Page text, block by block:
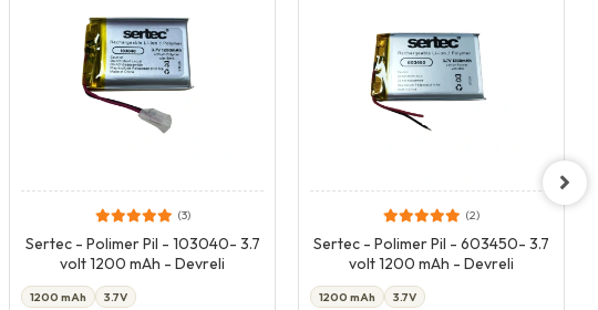
(3)
Sertec - Polimer Pil - 103040- 3.7
volt 1200 mAh - Devreli
1200 mAh 3.7V
(2)
Sertec - Polimer Pil - 603450- 3.7
volt 1200 mAh - Devreli
1200 mAh 3.7V